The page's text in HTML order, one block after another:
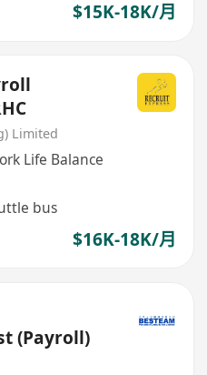
$15K-18K/月
Limited
Life Balance
bus
$16K-18K/月
(Payroll)